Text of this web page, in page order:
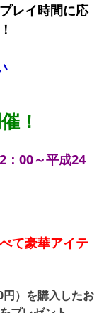
レイ時間に応
！
：00～平成24
て豪華アイテ
円）を購入したお